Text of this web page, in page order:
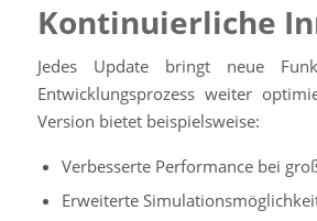
Kontinuierliche
Jedes Update bringt neue
Entwicklungsprozess weiter
Version bietet beispielsweise:
Verbesserte Performance bei
Erweiterte